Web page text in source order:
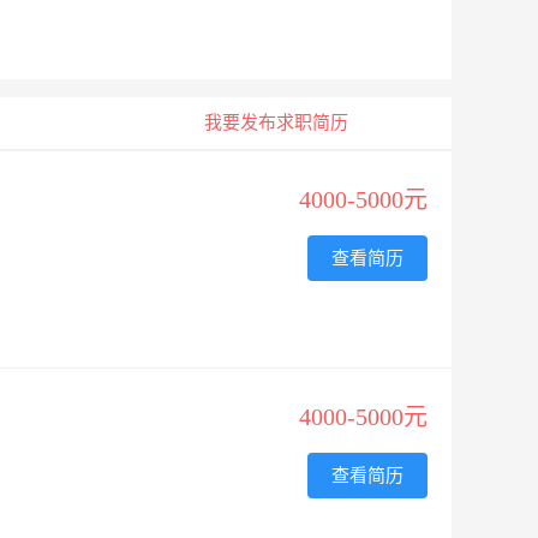
我要发布求职简历
4000-5000元
查看简历
4000-5000元
查看简历